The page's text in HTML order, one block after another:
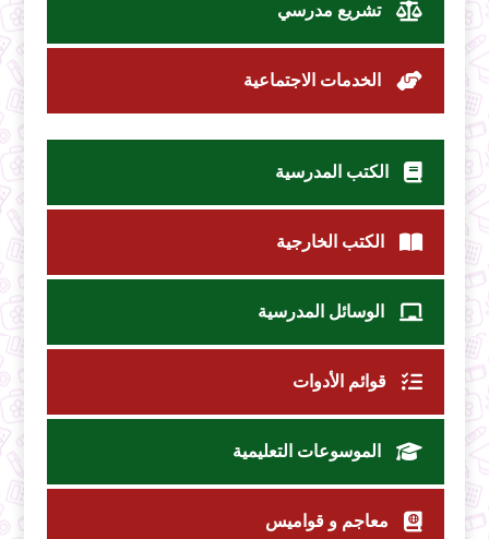
تشريع مدرسي
الخدمات الاجتماعية
الكتب المدرسية
الكتب الخارجية
الوسائل المدرسية
قوائم الأدوات
الموسوعات التعليمية
معاجم و قواميس